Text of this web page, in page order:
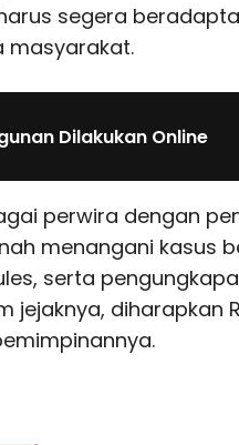
segera
masyarakat.
Dilakukan Online
perwira dengan
menangani kasus
serta
jejaknya, diharapkan